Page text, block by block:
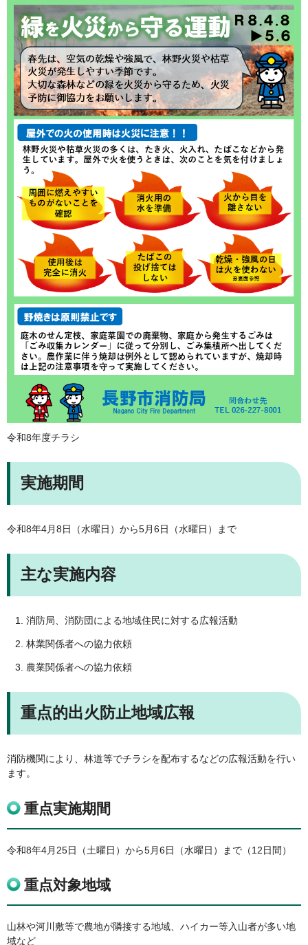
令和8年度チラシ
実施期間
令和8年4月8日（水曜日）から5月6日（水曜日）まで
主な実施内容
消防局、消防団による地域住民に対する広報活動
林業関係者への協力依頼
農業関係者への協力依頼
重点的出火防止地域広報
消防機関により、林道等でチラシを配布するなどの広報活動を行い
ます。
重点実施期間
令和8年4月25日（土曜日）から5月6日（水曜日）まで（12日間）
重点対象地域
山林や河川敷等で農地が隣接する地域、ハイカー等入山者が多い地
域など